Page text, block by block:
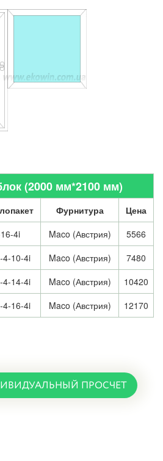
(2000 мм*2100 мм)
Фурнитура
Цена
4i Maco (Австрия)
5566
4-10-4i Maco (Австрия)
7480
4-14-4i Maco (Австрия)
10420
4-16-4i Maco (Австрия) 12170
ПРОСЧЕТ